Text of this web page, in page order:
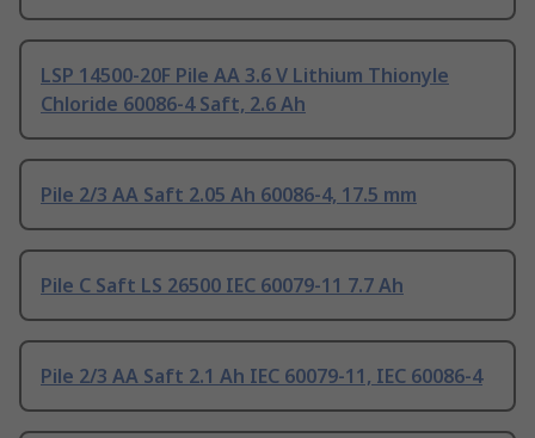
LSP 14500-20F Pile AA 3.6 V Lithium Thionyle
Chloride 60086-4 Saft, 2.6 Ah
Pile 2/3 AA Saft 2.05 Ah 60086-4, 17.5 mm
Pile C Saft LS 26500 IEC 60079-11 7.7 Ah
Pile 2/3 AA Saft 2.1 Ah IEC 60079-11, IEC 60086-4